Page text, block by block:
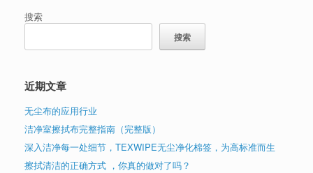
搜索
搜索
近期文章
无尘布的应用行业
洁净室擦拭布完整指南（完整版）
深入洁净每一处细节，TEXWIPE无尘净化棉签，为高标准而生
擦拭清洁的正确方式 ，你真的做对了吗？